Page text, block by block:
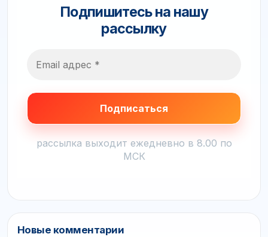
Подпишитесь на нашу
рассылку
рассылка выходит ежедневно в 8.00 по
МСК
Новые комментарии